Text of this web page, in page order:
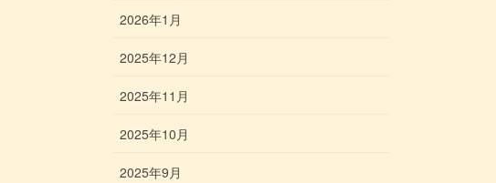
2026年1月
2025年12月
2025年11月
2025年10月
2025年9月